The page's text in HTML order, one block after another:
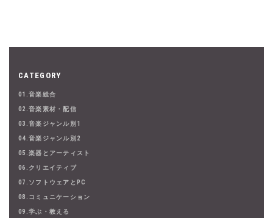
CATEGORY
01.音楽総合
02.音楽素材・配信
03.音楽ジャンル別1
04.音楽ジャンル別2
05.楽器とアーティスト
06.クリエイティブ
07.ソフトウェアとPC
08.コミュニケーション
09.学ぶ・教える